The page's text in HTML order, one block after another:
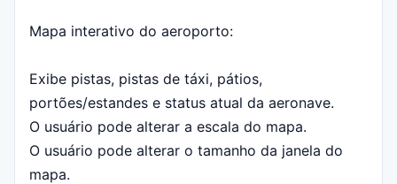
Mapa interativo do aeroporto:
Exibe pistas, pistas de táxi, pátios,
portões/estandes e status atual da aeronave.
O usuário pode alterar a escala do mapa.
O usuário pode alterar o tamanho da janela do
mapa.